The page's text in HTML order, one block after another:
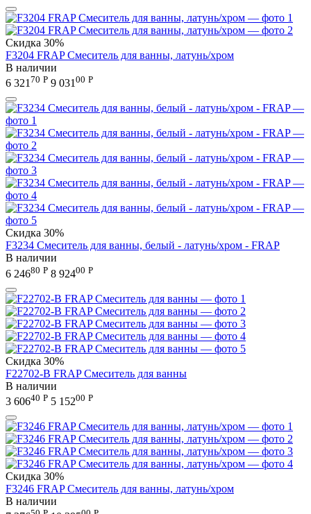
Скидка 30%
F3204 FRAP Смеситель для ванны, латунь/хром
В наличии
6 32170 Р 9 03100 Р
Скидка 30%
F3234 Смеситель для ванны, белый - латунь/хром - FRAP
В наличии
6 24680 Р 8 92400 Р
Скидка 30%
F22702-B FRAP Смеситель для ванны
В наличии
3 60640 Р 5 15200 Р
Скидка 30%
F3246 FRAP Смеситель для ванны, латунь/хром
В наличии